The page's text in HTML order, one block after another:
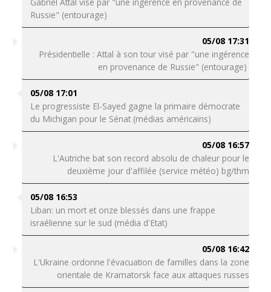
Russie" (entourage)
05/08 17:31
Présidentielle : Attal à son tour visé par "une ingérence
en provenance de Russie" (entourage)
05/08 17:01
Le progressiste El-Sayed gagne la primaire démocrate
du Michigan pour le Sénat (médias américains)
05/08 16:57
L'Autriche bat son record absolu de chaleur pour le
deuxième jour d'affilée (service météo) bg/thm
05/08 16:53
Liban: un mort et onze blessés dans une frappe
israélienne sur le sud (média d'Etat)
05/08 16:42
L'Ukraine ordonne l'évacuation de familles dans la zone
orientale de Kramatorsk face aux attaques russes